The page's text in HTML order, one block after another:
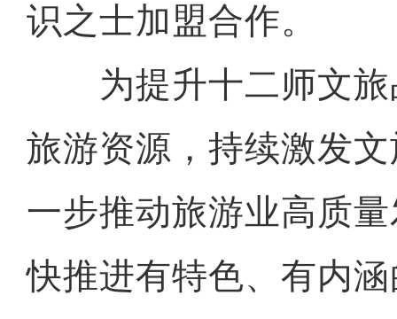
识之士加盟合作。
为提升十二师文旅
旅游资源，持续激发
一步推动旅游业高质
快推进有特色、有内